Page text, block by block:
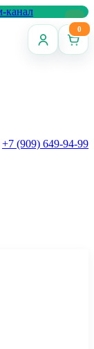
0
+7 (909) 649-94-99